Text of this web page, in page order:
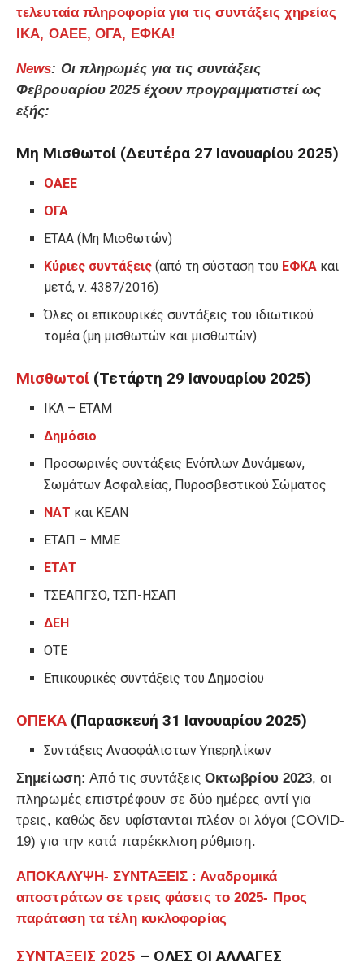
τελευταία πληροφορία για τις συντάξεις χηρείας
ΙΚΑ, ΟΑΕΕ, ΟΓΑ, ΕΦΚΑ!
News: Οι πληρωμές για τις συντάξεις
Φεβρουαρίου 2025 έχουν προγραμματιστεί ως
εξής:
Μη Μισθωτοί (Δευτέρα 27 Ιανουαρίου 2025)
ΟΑΕΕ
ΟΓΑ
ΕΤΑΑ (Μη Μισθωτών)
Κύριες συντάξεις (από τη σύσταση του ΕΦΚΑ και
μετά, ν. 4387/2016)
Όλες οι επικουρικές συντάξεις του ιδιωτικού
τομέα (μη μισθωτών και μισθωτών)
Μισθωτοί (Τετάρτη 29 Ιανουαρίου 2025)
ΙΚΑ – ΕΤΑΜ
Δημόσιο
Προσωρινές συντάξεις Ενόπλων Δυνάμεων,
Σωμάτων Ασφαλείας, Πυροσβεστικού Σώματος
ΝΑΤ και ΚΕΑΝ
ΕΤΑΠ – ΜΜΕ
ΕΤΑΤ
ΤΣΕΑΠΓΣΟ, ΤΣΠ-ΗΣΑΠ
ΔΕΗ
ΟΤΕ
Επικουρικές συντάξεις του Δημοσίου
ΟΠΕΚΑ (Παρασκευή 31 Ιανουαρίου 2025)
Συντάξεις Ανασφάλιστων Υπερηλίκων
Σημείωση: Από τις συντάξεις Οκτωβρίου 2023, οι
πληρωμές επιστρέφουν σε δύο ημέρες αντί για
τρεις, καθώς δεν υφίστανται πλέον οι λόγοι (COVID-
19) για την κατά παρέκκλιση ρύθμιση.
ΑΠΟΚΑΛΥΨΗ- ΣΥΝΤΑΞΕΙΣ : Αναδρομικά
αποστράτων σε τρεις φάσεις το 2025- Προς
παράταση τα τέλη κυκλοφορίας
ΣΥΝΤΑΞΕΙΣ 2025 – ΟΛΕΣ ΟΙ ΑΛΛΑΓΕΣ